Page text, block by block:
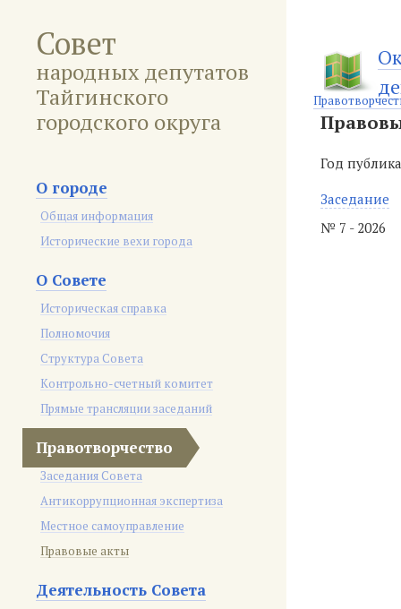
Совет
народных депутатов
Тайгинского
городского округа
О городе
Общая информация
Исторические вехи города
О Совете
Историческая справка
Полномочия
Структура Совета
Контрольно-счетный комитет
Прямые трансляции заседаний
Правотворчество
Заседания Совета
Антикоррупционная экспертиза
Местное самоуправление
Правовые акты
Деятельность Совета
Год
Заседание
№ 7 - 2026